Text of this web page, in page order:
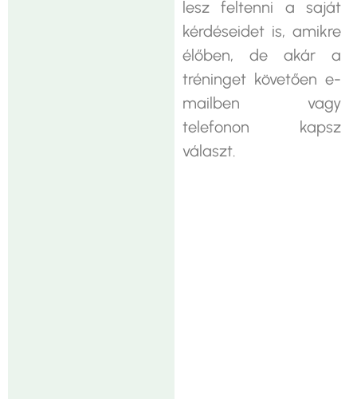
lesz feltenni a saját
kérdéseidet is, amikre
élőben, de akár a
tréninget követően e-
mailben vagy
telefonon kapsz
választ.